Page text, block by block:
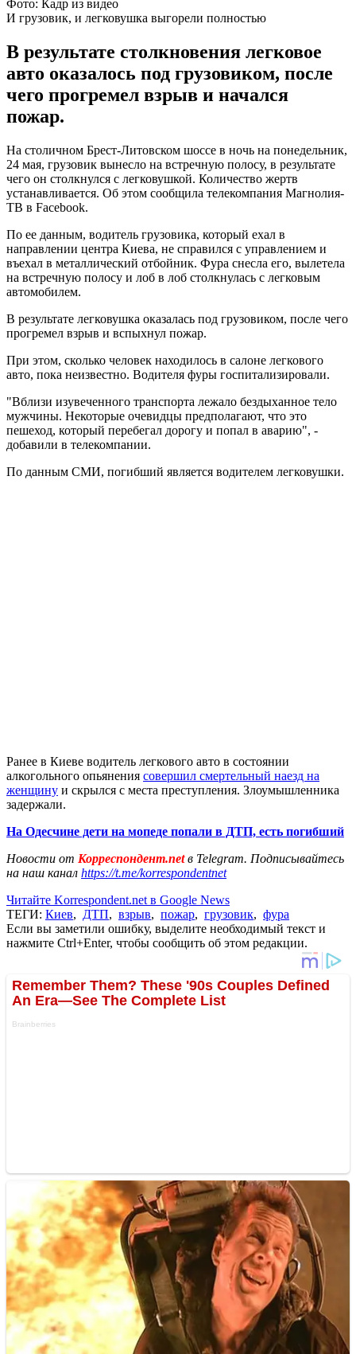
Фото: Кадр из видео
И грузовик, и легковушка выгорели полностью
В результате столкновения легковое
авто оказалось под грузовиком, после
чего прогремел взрыв и начался
пожар.
На столичном Брест-Литовском шоссе в ночь на понедельник,
24 мая, грузовик вынесло на встречную полосу, в результате
чего он столкнулся с легковушкой. Количество жертв
устанавливается. Об этом сообщила телекомпания Магнолия-
ТВ в Facebook.
По ее данным, водитель грузовика, который ехал в
направлении центра Киева, не справился с управлением и
въехал в металлический отбойник. Фура снесла его, вылетела
на встречную полосу и лоб в лоб столкнулась с легковым
автомобилем.
В результате легковушка оказалась под грузовиком, после чего
прогремел взрыв и вспыхнул пожар.
При этом, сколько человек находилось в салоне легкового
авто, пока неизвестно. Водителя фуры госпитализировали.
"Вблизи изувеченного транспорта лежало бездыханное тело
мужчины. Некоторые очевидцы предполагают, что это
пешеход, который перебегал дорогу и попал в аварию", -
добавили в телекомпании.
По данным СМИ, погибший является водителем легковушки.
Ранее в Киеве водитель легкового авто в состоянии
алкогольного опьянения совершил смертельный наезд на
женщину и скрылся с места преступления. Злоумышленника
задержали.
На Одесчине дети на мопеде попали в ДТП, есть погибший
Новости от Корреспондент.netв Telegram. Подписывайтесь
на наш канал https://t.me/korrespondentnet
Читайте Korrespondent.net в Google News
ТЕГИ: Киев, ДТП, взрыв, пожар, грузовик, фура
Если вы заметили ошибку, выделите необходимый текст и
нажмите Ctrl+Enter, чтобы сообщить об этом редакции.